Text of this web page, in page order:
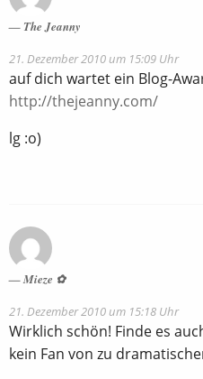
The Jeanny
21. Dezember 2010 um 15:09 Uhr
auf dich wartet ein Blog-
http://thejeanny.com/
lg :o)
Mieze ✿
21. Dezember 2010 um 15:18 Uhr
Wirklich schön! Finde es
kein Fan von zu